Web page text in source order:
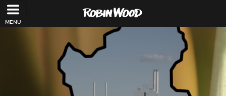
Direkt zum Inhalt